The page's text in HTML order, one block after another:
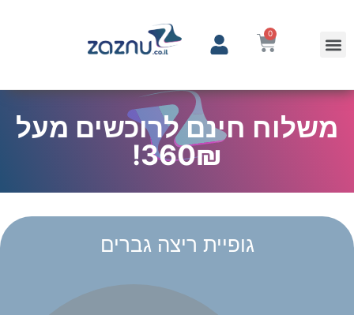
0
משלוח חינם לרוכשים מעל
360₪!
גופיית ריצה גברים